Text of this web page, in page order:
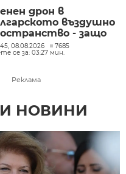
дрон в
въздушно
- защо
е бил засечен нито в
нито в
08.08.2026
7685
се за: 03:27 мин.
Реклама
НОВИНИ